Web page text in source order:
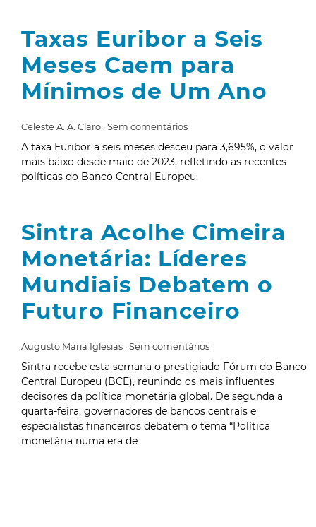
Taxas Euribor a Seis
Meses Caem para
Mínimos de Um Ano
Celeste A. A. Claro Sem comentários
A taxa Euribor a seis meses desceu para 3,695%, o valor
mais baixo desde maio de 2023, refletindo as recentes
políticas do Banco Central Europeu.
Sintra Acolhe Cimeira
Monetária: Líderes
Mundiais Debatem o
Futuro Financeiro
Augusto Maria Iglesias Sem comentários
Sintra recebe esta semana o prestigiado Fórum do Banco
Central Europeu (BCE), reunindo os mais influentes
decisores da política monetária global. De segunda a
quarta-feira, governadores de bancos centrais e
especialistas financeiros debatem o tema “Política
monetária numa era de